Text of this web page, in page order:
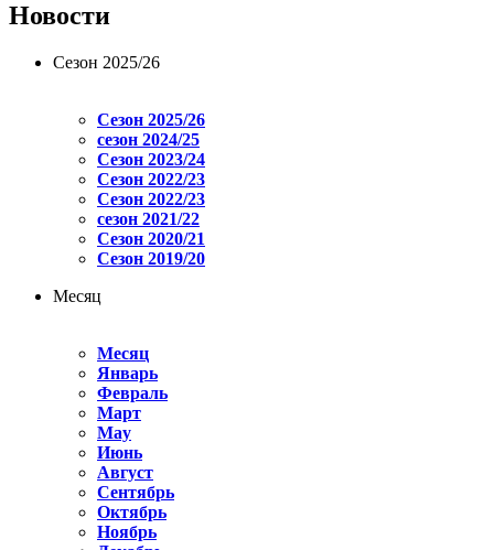
Новости
Сезон 2025/26
Сезон 2025/26
сезон 2024/25
Сезон 2023/24
Сезон 2022/23
Сезон 2022/23
сезон 2021/22
Сезон 2020/21
Сезон 2019/20
Месяц
Месяц
Январь
Февраль
Март
May
Июнь
Август
Сентябрь
Октябрь
Ноябрь